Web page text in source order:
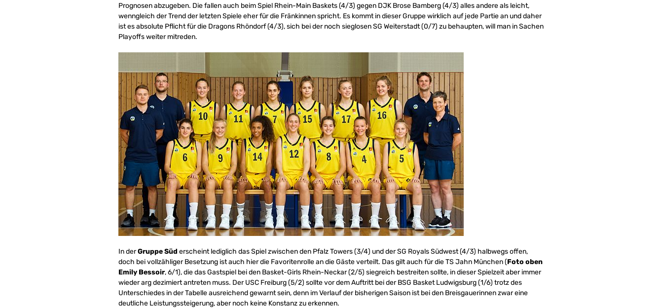
Prognosen abzugeben. Die fallen auch beim Spiel Rhein-Main Baskets (4/3) gegen DJK Brose Bamberg (4/3) alles andere als leicht,
wenngleich der Trend der letzten Spiele eher für die Fränkinnen spricht. Es kommt in dieser Gruppe wirklich auf jede Partie an und daher
ist es absolute Pflicht für die Dragons Rhöndorf (4/3), sich bei der noch sieglosen SG Weiterstadt (0/7) zu behaupten, will man in Sachen
Playoffs weiter mitreden.
In derGruppe Süd erscheint lediglich das Spiel zwischen den Pfalz Towers (3/4) und der SG Royals Südwest (4/3) halbwegs offen,
doch bei vollzähliger Besetzung ist auch hier die Favoritenrolle an die Gäste verteilt. Das gilt auch für die TS Jahn München (Foto oben
Emily Bessoir, 6/1), die das Gastspiel bei den Basket-Girls Rhein-Neckar (2/5) siegreich bestreiten sollte, in dieser Spielzeit aber immer
wieder arg dezimiert antreten muss. Der USC Freiburg (5/2) sollte vor dem Auftritt bei der BSG Basket Ludwigsburg (1/6) trotz des
Unterschiedes in der Tabelle ausreichend gewarnt sein, denn im Verlauf der bisherigen Saison ist bei den Breisgauerinnen zwar eine
deutliche Leistungssteigerung, aber noch keine Konstanz zu erkennen.